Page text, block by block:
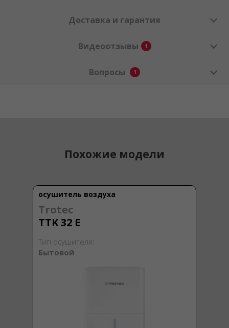
Доставка и гарантия
Видеоотзывы 1
Вопросы 1
Похожие модели
осушитель воздуха
Trotec
TTK 32 E
Тип осушителя:
Бытовой